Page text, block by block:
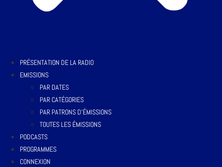
PRÉSENTATION DE LA RADIO
EMISSIONS
PAR DATES
PAR CATÉGORIES
PAR PATRONS D’ÉMISSIONS
TOUTES LES ÉMISSIONS
PODCASTS
PROGRAMMES
CONNEXION